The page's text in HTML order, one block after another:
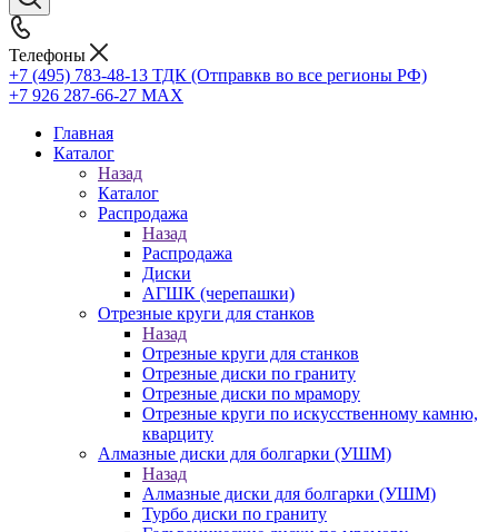
Телефоны
+7 (495) 783-48-13 ТДК (Отправкв во все регионы РФ)
+7 926 287-66-27 МАХ
Главная
Каталог
Назад
Каталог
Распродажа
Назад
Распродажа
Диски
АГШК (черепашки)
Отрезные круги для станков
Назад
Отрезные круги для станков
Отрезные диски по граниту
Отрезные диски по мрамору
Отрезные круги по искусственному камню,
кварциту
Алмазные диски для болгарки (УШМ)
Назад
Алмазные диски для болгарки (УШМ)
Турбо диски по граниту